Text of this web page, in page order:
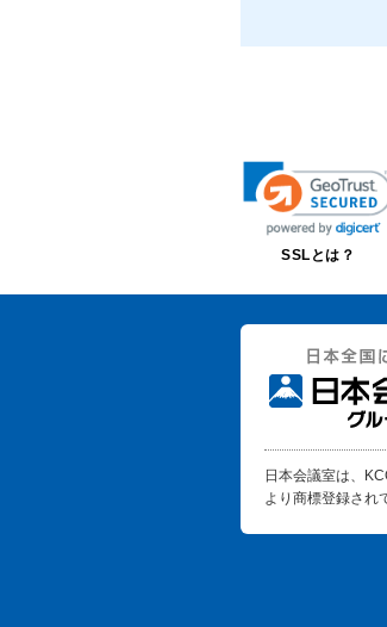
SSLとは？
日本会議室は、
より商標登録され